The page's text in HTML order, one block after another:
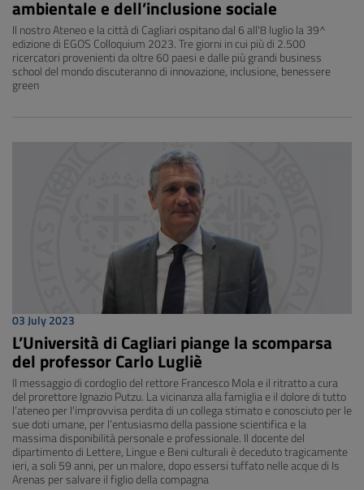
ambientale e dell’inclusione sociale
Il nostro Ateneo e la città di Cagliari ospitano dal 6 all'8 luglio la 39^
edizione di EGOS Colloquium 2023. Tre giorni in cui più di 2.500
ricercatori provenienti da oltre 60 paesi e dalle più grandi business
school del mondo discuteranno di innovazione, inclusione, benessere
green
03 July 2023
L’Università di Cagliari piange la scomparsa
del professor Carlo Lugliè
Il messaggio di cordoglio del rettore Francesco Mola e il ritratto a cura
del prorettore Ignazio Putzu. La vicinanza alla famiglia e il dolore di tutto
l’ateneo per l'improvvisa perdita di un collega stimato e conosciuto per le
sue doti umane, per l’entusiasmo della passione scientifica e la
massima disponibilità personale e professionale. Il docente del
dipartimento di Lettere, Lingue e Beni culturali è deceduto tragicamente
ieri, a soli 59 anni, per un malore, dopo essersi tuffato nelle acque di Is
Arenas per salvare il figlio della compagna